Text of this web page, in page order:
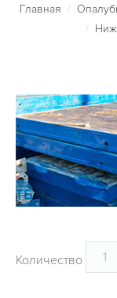
Главная
Количество